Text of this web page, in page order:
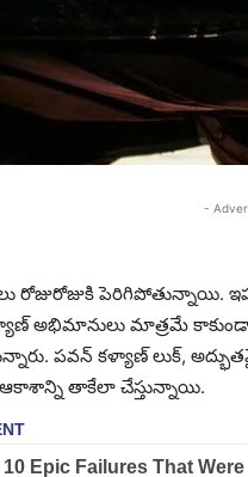
-
పెరిగిపోతున్నాయి.
అభిమానులు మాత్రమే కాకుండా,
పవన్ కళ్యాణ్ లుక్,
తాకేలా చేస్తున్నాయి.